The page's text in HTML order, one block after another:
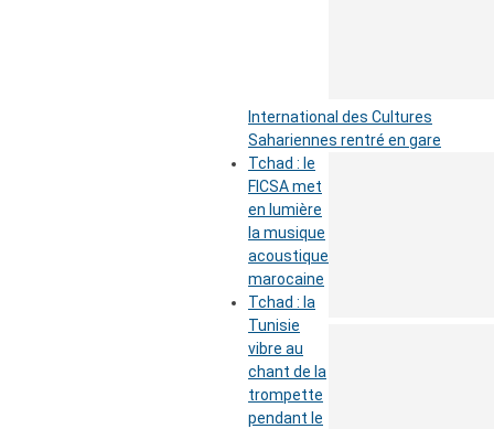
International des Cultures
Sahariennes rentré en gare
Tchad : le
FICSA met
en lumière
la musique
acoustique
marocaine
Tchad : la
Tunisie
vibre au
chant de la
trompette
pendant le